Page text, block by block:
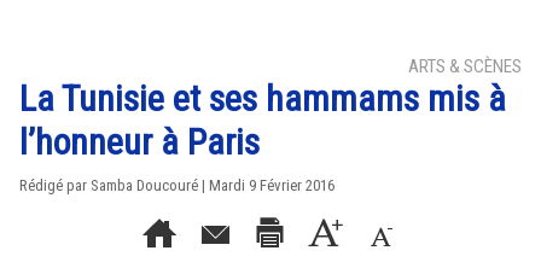
ARTS & SCÈNES
La Tunisie et ses hammams mis à
l’honneur à Paris
Rédigé par Samba Doucouré | Mardi 9 Février 2016